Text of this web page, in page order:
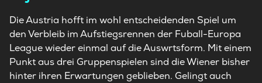
Die Austria hofft im wohl entscheidenden Spiel um
den Verbleib im Aufstiegsrennen der Fuball-Europa
League wieder einmal auf die Auswrtsform. Mit einem
Punkt aus drei Gruppenspielen sind die Wiener bisher
hinter ihren Erwartungen geblieben. Gelingt auch